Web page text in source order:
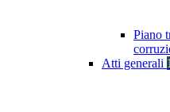
Piano
Atti generali